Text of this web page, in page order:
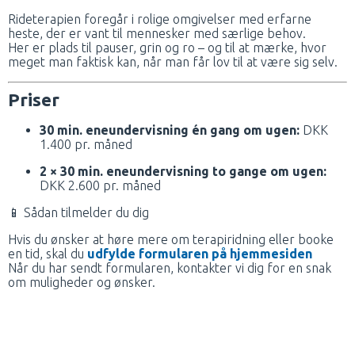
Rideterapien foregår i rolige omgivelser med erfarne
heste, der er vant til mennesker med særlige behov.
Her er plads til pauser, grin og ro – og til at mærke, hvor
meget man faktisk kan, når man får lov til at være sig selv.
Priser
30 min. eneundervisning én gang om ugen: DKK
1.400 pr. måned
2 × 30 min. eneundervisning to gange om ugen:
DKK 2.600 pr. måned
📱 Sådan tilmelder du dig
Hvis du ønsker at høre mere om terapiridning eller booke
en tid, skal du udfylde formularen på hjemmesiden
Når du har sendt formularen, kontakter vi dig for en snak
om muligheder og ønsker.